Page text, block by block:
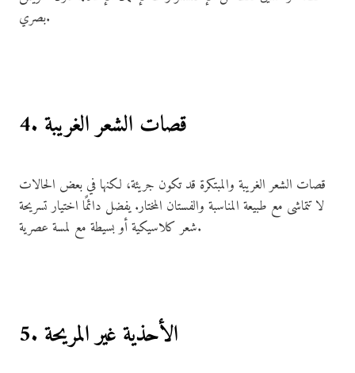
بصري.
4. قصات الشعر الغريبة
قصات الشعر الغريبة والمبتكرة قد تكون جريئة، لكنها في بعض الحالات
لا تتماشى مع طبيعة المناسبة والفستان المختار. يفضل دائمًا اختيار تسريحة
شعر كلاسيكية أو بسيطة مع لمسة عصرية.
5. الأحذية غير المريحة